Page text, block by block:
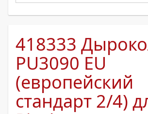
418333
PU3090 EU
(европейский
стандарт 2/4)